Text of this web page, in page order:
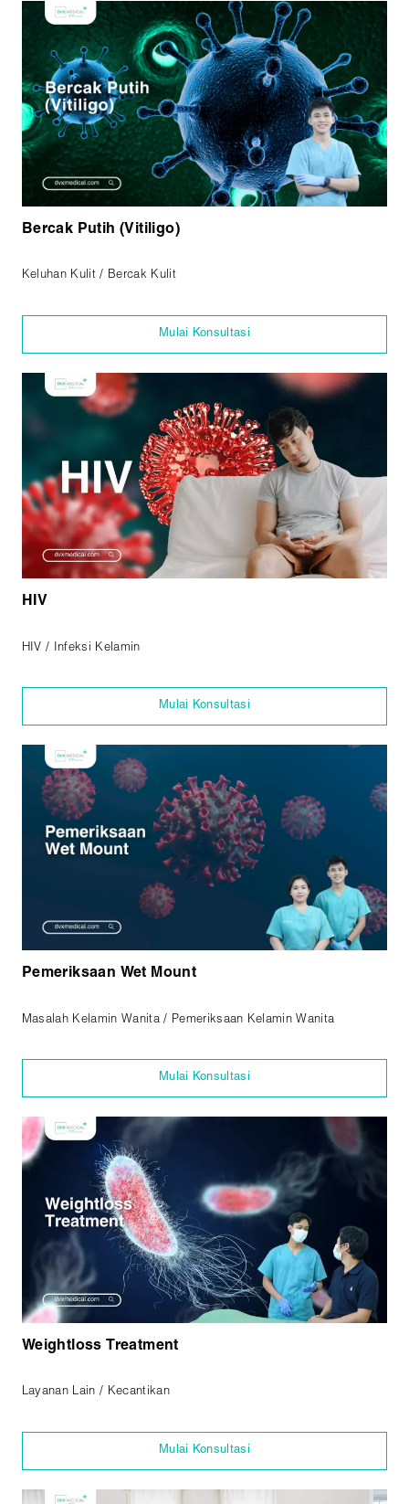
Bercak Putih (Vitiligo)
Keluhan Kulit / Bercak Kulit
Mulai Konsultasi
HIV
HIV / Infeksi Kelamin
Mulai Konsultasi
Pemeriksaan Wet Mount
Masalah Kelamin Wanita / Pemeriksaan Kelamin Wanita
Mulai Konsultasi
Weightloss Treatment
Layanan Lain / Kecantikan
Mulai Konsultasi